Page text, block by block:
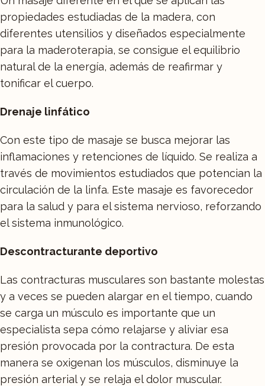
propiedades estudiadas de la madera, con
diferentes utensilios y diseñados especialmente
para la maderoterapia, se consigue el equilibrio
natural de la energía, además de reafirmar y
tonificar el cuerpo.
Drenaje linfático
Con este tipo de masaje se busca mejorar las
inflamaciones y retenciones de líquido. Se realiza a
través de movimientos estudiados que potencian la
circulación de la linfa. Este masaje es favorecedor
para la salud y para el sistema nervioso, reforzando
el sistema inmunológico.
Descontracturante deportivo
Las contracturas musculares son bastante molestas
y a veces se pueden alargar en el tiempo, cuando
se carga un músculo es importante que un
especialista sepa cómo relajarse y aliviar esa
presión provocada por la contractura. De esta
manera se oxigenan los músculos, disminuye la
presión arterial y se relaja el dolor muscular.